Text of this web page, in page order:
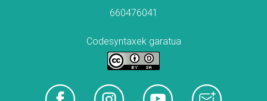
660476041
Codesyntaxek garatua